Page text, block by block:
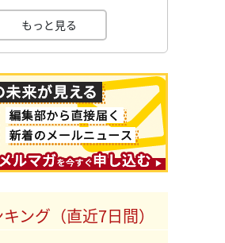
もっと見る
ング（直近7日間）